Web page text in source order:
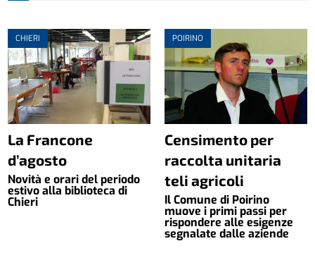
CHIERI
La Francone
d’agosto
Novità e orari del periodo
estivo alla biblioteca di
Chieri
POIRINO
Censimento per
raccolta unitaria
teli agricoli
Il Comune di Poirino
muove i primi passi per
rispondere alle esigenze
segnalate dalle aziende